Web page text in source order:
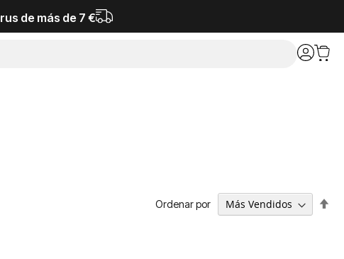
de más de 7 €
Ordenar por